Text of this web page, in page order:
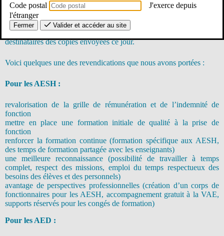
Les échanges ont été constructifs. Les députés s’étaient engagés à
écrire une lettre conjointe à la ministre de l’Education Nationale et à
poser deux questions ouvertes au gouvernement. Nous avons été
destinataires des copies envoyées ce jour.
Voici quelques une des revendications que nous avons portées :
Pour les AESH :
revalorisation de la grille de rémunération et de l’indemnité de
fonction
mettre en place une formation initiale de qualité à la prise de
fonction
renforcer la formation continue (formation spécifique aux AESH,
des temps de formation partagée avec les enseignants)
une meilleure reconnaissance (possibilité de travailler à temps
complet, respect des missions, emploi du temps respectueux des
besoins des élèves et des personnels)
avantage de perspectives professionnelles (création d’un corps de
fonctionnaires pour les AESH, accompagnement gratuit à la VAE,
supports réservés pour les congés de formation)
Pour les AED :
Code postal
J'exerce depuis
l'étranger
Fermer Valider et accéder au site